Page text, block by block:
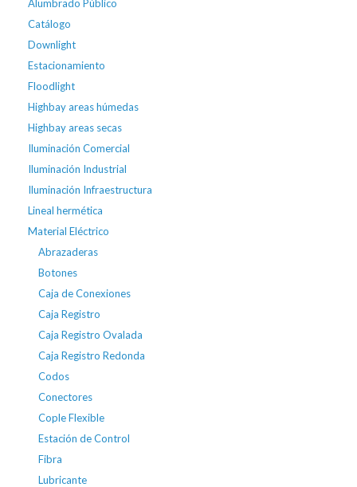
Alumbrado Público
Catálogo
Downlight
Estacionamiento
Floodlight
Highbay areas húmedas
Highbay areas secas
Iluminación Comercial
Iluminación Industrial
Iluminación Infraestructura
Lineal hermética
Material Eléctrico
Abrazaderas
Botones
Caja de Conexiones
Caja Registro
Caja Registro Ovalada
Caja Registro Redonda
Codos
Conectores
Cople Flexible
Estación de Control
Fibra
Lubricante